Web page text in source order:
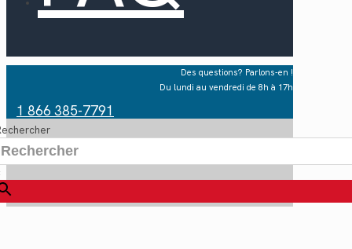
Des questions? Parlons-en !
Du lundi au vendredi de 8h à 17h
1 866 385-7791